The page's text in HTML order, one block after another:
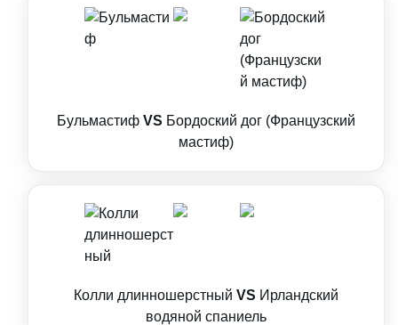
Бульмастиф VS Бордоский дог (Французский
мастиф)
Колли длинношерстный VS Ирландский
водяной спаниель